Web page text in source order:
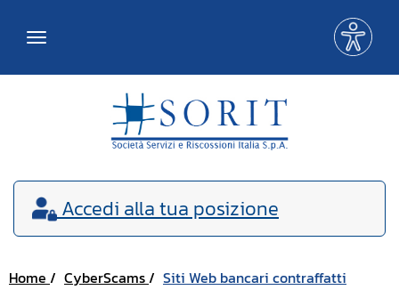
Toggle
Accedi alla tua posizione
Home CyberScams Siti Web bancari contraffatti